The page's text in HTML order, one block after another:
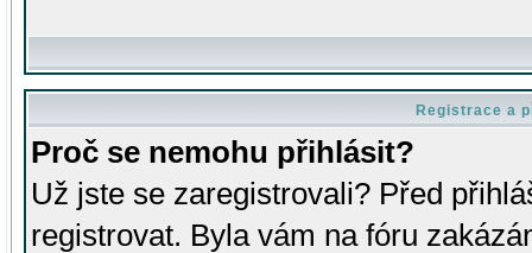
Registrace a
Proč se nemohu přihlásit?
Už jste se zaregistrovali? Před
registrovat. Byla vám na fóru